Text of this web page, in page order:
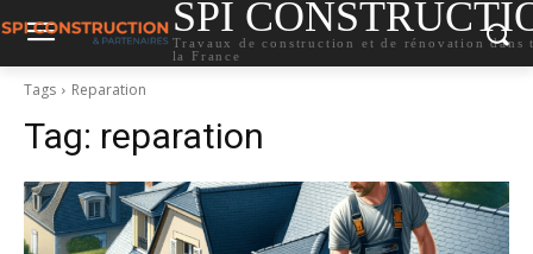
SPI
Travaux de construction et de rénovation dans
la France
Tags Reparation
Tag: reparation